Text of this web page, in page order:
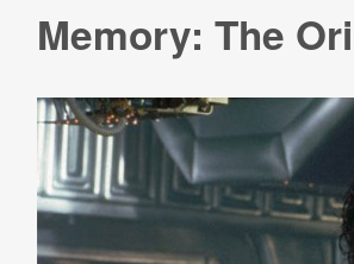
Memory: The